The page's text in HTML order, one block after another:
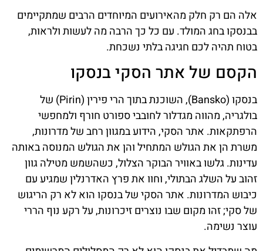
אלה הם רק חלק מהאירועים המיוחדים הרבים שמתקיימים
בבנסקו בחג המולד. עם כל כך הרבה מה לעשות ולראות,
בטוח תהיה לכם חגיגה בלתי נשכחת.
הקסם של אתר הסקי בנסקו
בנסקו (Bansko), השוכנת בתוך הרי פירין (Pirin) של
בולגריה, מהווה מגדלור לחובבי ספורט חורף ולמחפשי
הרפתקאות. אתר הסקי, הידוע במגוון רחב של מדרונות,
משרת הן את הגולש המתחיל והן את הגולש המנוסה באותה
עדינות. גלשו באוויר הבוקר הצלול, כשהשמש מטילה גוון
זהוב על השלג הבתולי, וחוו את פרץ האדרנלין שמגיע עם
כיבוש המדרונות. אתר הסקי של בנסקו הוא לא רק הריגוש
של סקי; זהו מקום שבו נוצרים זיכרונות, על רקע נוף הררי
עוצר נשימה.